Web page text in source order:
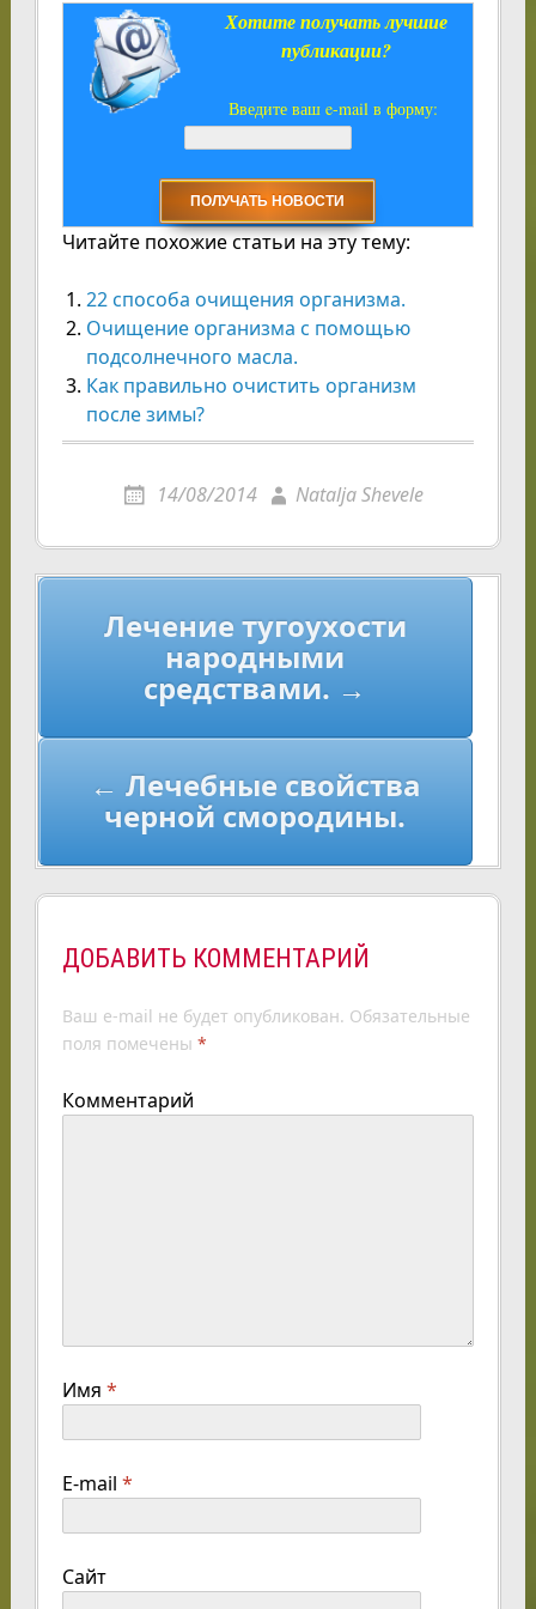
Хотите получать лучшие
публикации?
Введите ваш e-mail в форму:
Читайте похожие статьи на эту тему:
22 способа очищения организма.
Очищение организма с помощью
подсолнечного масла.
Как правильно очистить организм
после зимы?
14/08/2014 Natalja Shevele
Навигация
Лечение тугоухости
народными
средствами. →
← Лечебные свойства
черной смородины.
ДОБАВИТЬ КОММЕНТАРИЙ
Ваш e-mail не будет опубликован. Обязательные
поля помечены *
Комментарий
Имя *
E-mail *
Сайт